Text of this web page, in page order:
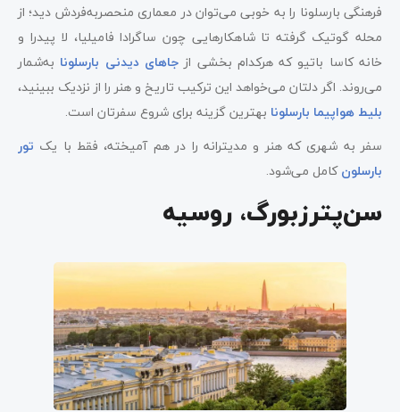
فرهنگی بارسلونا را به خوبی می‌توان در معماری منحصربه‌فردش دید؛ از
محله گوتیک گرفته تا شاهکارهایی چون ساگرادا فامیلیا، لا پیدرا و
خانه کاسا باتیو که هرکدام بخشی ازجاهای دیدنی بارسلونا به‌شمار
می‌روند. اگر دلتان می‌خواهد این ترکیب تاریخ و هنر را از نزدیک ببینید،
بلیط هواپیما بارسلونا بهترین گزینه برای شروع سفرتان است.
سفر به شهری که هنر و مدیترانه را در هم آمیخته، فقط با یک تور
بارسلونکامل می‌شود.
سن‌پترزبورگ، روسیه